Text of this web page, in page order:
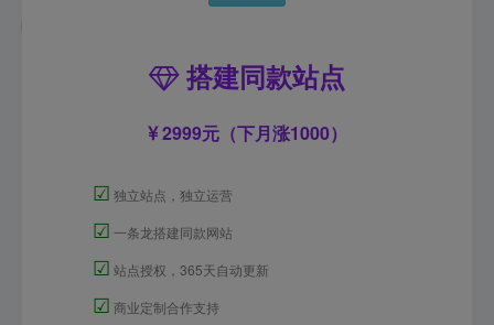
搭建同款站点
2999元（下月涨1000）
☑ 独立站点，独立运营
☑ 一条龙搭建同款网站
☑ 站点授权，365天自动更新
☑ 商业定制合作支持